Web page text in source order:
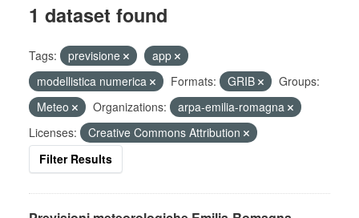
1 dataset found
Tags: previsione
app
modellistica numerica
Formats: GRIB
Groups:
Meteo
Organizations:
arpa-emilia-romagna
Licenses:
Creative Commons Attribution
Filter Results